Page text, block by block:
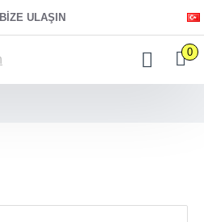
BIZE ULAŞIN
0